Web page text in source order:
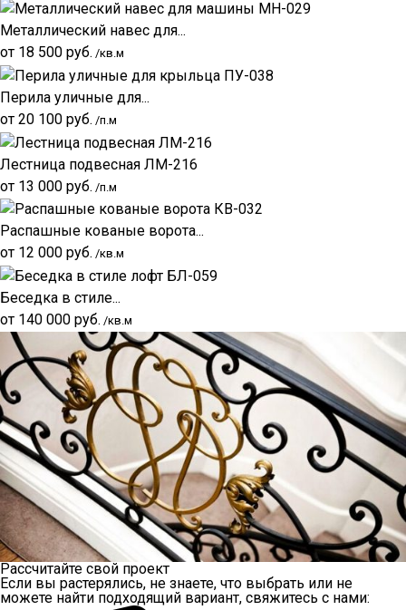
Металлический навес для...
от 18 500 руб. /кв.м
Перила уличные для...
от 20 100 руб. /п.м
Лестница подвесная ЛМ-216
от 13 000 руб. /п.м
Распашные кованые ворота...
от 12 000 руб. /кв.м
Беседка в стиле...
от 140 000 руб. /кв.м
Рассчитайте свой проект
Если вы растерялись, не знаете, что выбрать или не
можете найти подходящий вариант, свяжитесь с нами: